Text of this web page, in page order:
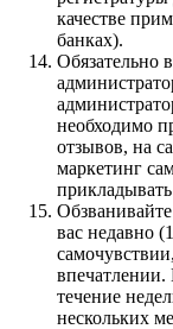
качестве
банках).
Обязательно
необходимо
отзывов, на
маркетинг
вас недавно
впечатлении.
течение
нескольких